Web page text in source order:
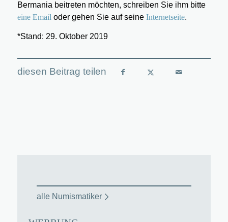
Bermania beitreten möchten, schreiben Sie ihm bitte
eine Email oder gehen Sie auf seine Internetseite.
*Stand: 29. Oktober 2019
alle Numismatiker